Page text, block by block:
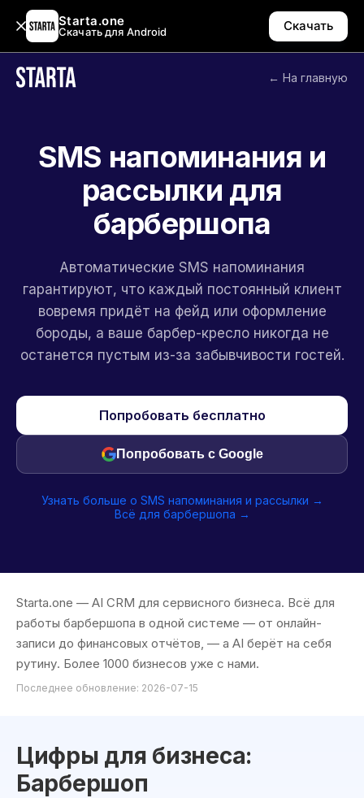
Starta.one
Скачать для Android Скачать
← На главную
SMS напоминания и
рассылки для
барбершопа
Автоматические SMS напоминания
гарантируют, что каждый постоянный клиент
вовремя придёт на фейд или оформление
бороды, а ваше барбер-кресло никогда не
останется пустым из-за забывчивости гостей.
Попробовать бесплатно
Попробовать с Google
Узнать больше о SMS напоминания и рассылки →
Всё для барбершопа →
Starta.one — AI CRM для сервисного бизнеса. Всё для
работы барбершопа в одной системе — от онлайн-
записи до финансовых отчётов, — а AI берёт на себя
рутину. Более 1000 бизнесов уже с нами.
Последнее обновление: 2026-07-15
Цифры для бизнеса:
Барбершоп